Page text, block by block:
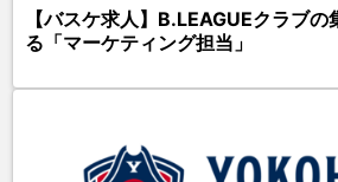
【バスケ求人】B.LEAGUEクラブ
る「マーケティング担当」